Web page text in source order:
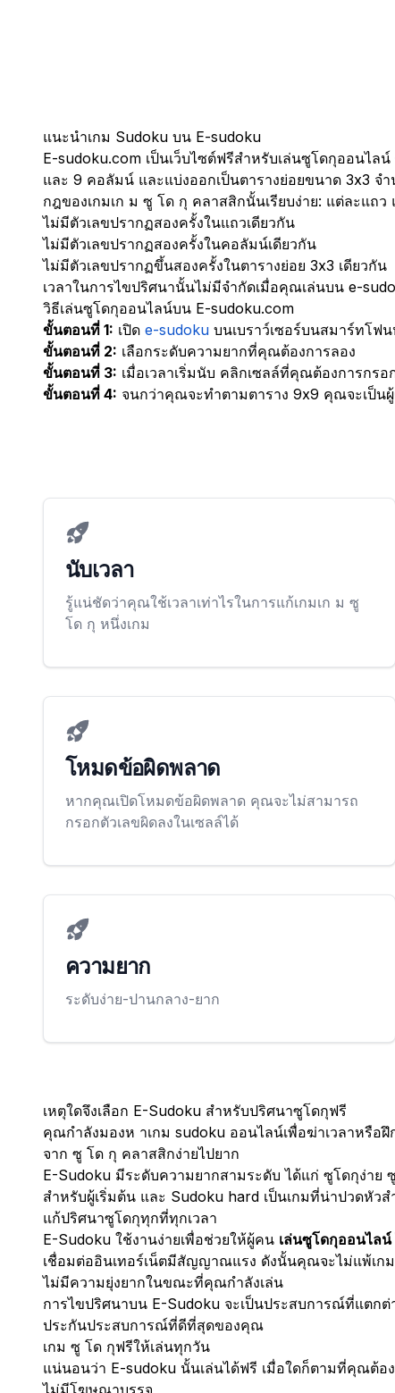
แนะนำเกม Sudoku บน E-sudoku
E-sudoku.com เป็นเว็บไซต์ฟรีสำหรับเล่นซูโดกุออนไล
และ 9 คอลัมน์ และแบ่งออกเป็นตารางย่อยขนาด 3x3 จำ
กฎของเกมเก ม ซู โด กุ คลาสสิกนั้นเรียบง่าย: แต่ละแถ
ไม่มีตัวเลขปรากฏสองครั้งในแถวเดียวกัน
ไม่มีตัวเลขปรากฏสองครั้งในคอลัมน์เดียวกัน
ไม่มีตัวเลขปรากฏขึ้นสองครั้งในตารางย่อย 3x3 เดียวกัน
เวลาในการไขปริศนานั้นไม่มีจำกัดเมื่อคุณเล่นบน e-
วิธีเล่นซูโดกุออนไลน์บน E-sudoku.com
ขั้นตอนที่ 1: เปิด e-sudoku บนเบราว์เซอร์บนสมาร์ทโฟ
ขั้นตอนที่ 2: เลือกระดับความยากที่คุณต้องการลอง
ขั้นตอนที่ 3: เมื่อเวลาเริ่มนับ คลิกเซลล์ที่คุณต้องการกร
ขั้นตอนที่ 4: จนกว่าคุณจะทำตามตาราง 9x9 คุณจะเป็น
นับเวลา
รู้แน่ชัดว่าคุณใช้เวลาเท่าไรในการแก้เกมเก ม ซู
โด กุ หนึ่งเกม
โหมดข้อผิดพลาด
หากคุณเปิดโหมดข้อผิดพลาด คุณจะไม่สามารถ
กรอกตัวเลขผิดลงในเซลล์ได้
ความยาก
ระดับง่าย-ปานกลาง-ยาก
เหตุใดจึงเลือก E-Sudoku สำหรับปริศนาซูโดกุฟรี
คุณกำลังมองห าเกม sudoku ออนไลน์เพื่อฆ่าเวลาหรื
จาก ซู โด กุ คลาสสิกง่ายไปยาก
E-Sudoku มีระดับความยากสามระดับ ได้แก่ ซูโดกุง่าย
สำหรับผู้เริ่มต้น และ Sudoku hard เป็นเกมที่น่าปวดหัว
แก้ปริศนาซูโดกุทุกที่ทุกเวลา
E-Sudoku ใช้งานง่ายเพื่อช่วยให้ผู้คน เล่นซูโดกุออนไลน์
เชื่อมต่ออินเทอร์เน็ตมีสัญญาณแรง ดังนั้นคุณจะไม่แพ้เก
ไม่มีความยุ่งยากในขณะที่คุณกำลังเล่น
การไขปริศนาบน E-Sudoku จะเป็นประสบการณ์ที่แตก
ประกันประสบการณ์ที่ดีที่สุดของคุณ
เกม ซู โด กุฟรีให้เล่นทุกวัน
แน่นอนว่า E-sudoku นั้นเล่นได้ฟรี เมื่อใดก็ตามที่คุณต้อ
ไม่มีโฆษณาบรรจุ